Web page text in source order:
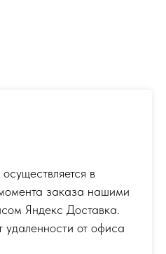
в
заказа нашими
Яндекс Доставка.
удаленности от офиса